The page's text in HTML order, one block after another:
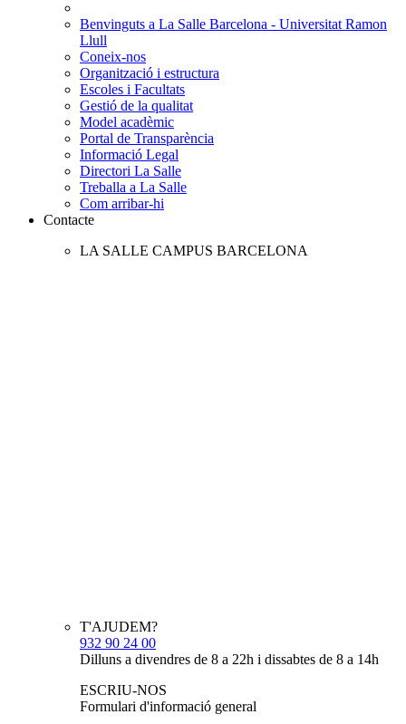
Benvinguts a La Salle Barcelona - Universitat Ramon
Llull
Coneix-nos
Organització i estructura
Escoles i Facultats
Gestió de la qualitat
Model acadèmic
Portal de Transparència
Informació Legal
Directori La Salle
Treballa a La Salle
Com arribar-hi
Contacte
LA SALLE CAMPUS BARCELONA
T'AJUDEM?
932 90 24 00
Dilluns a divendres de 8 a 22h i dissabtes de 8 a 14h
ESCRIU-NOS
Formulari d'informació general